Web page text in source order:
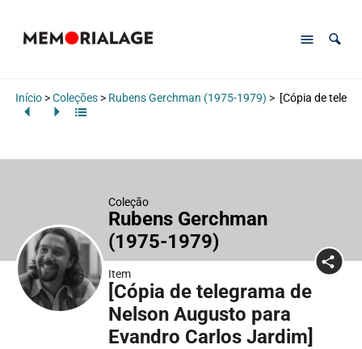
Início>Coleções> Rubens Gerchman (1975-1979) > [Cópia de
Coleção
Rubens Gerchman
(1975-1979)
Item
[Cópia de telegrama de
Nelson Augusto para
Evandro Carlos Jardim]